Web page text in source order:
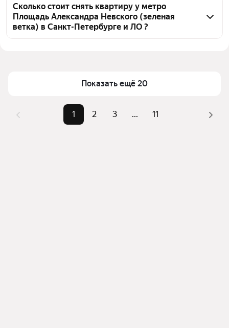
объявление от агентств
Александра Невского (зеленая ветка),
воспользуйтесь удобными фильтрами и
сортировкой для выбора среди предложений в
квадратного метра или площади
Сколько стоит снять квартиру у метро
Площадь Александра Невского (зеленая
ветка) в Санкт-Петербурге и ЛО ?
Показать ещё 20
1 2 3 ... 11